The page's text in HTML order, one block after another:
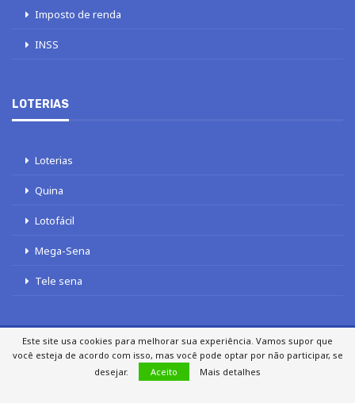
Imposto de renda
INSS
LOTERIAS
Loterias
Quina
Lotofácil
Mega-Sena
Tele sena
SOBRE NÓS AUTORES
FALE COM O JORNAL DCI
POLÍTICA DE PRIVACIDADE
TERMOS DE USO
Este site usa cookies para melhorar sua experiência. Vamos supor que
você esteja de acordo com isso, mas você pode optar por não participar, se
desejar.
Aceito Mais detalhes